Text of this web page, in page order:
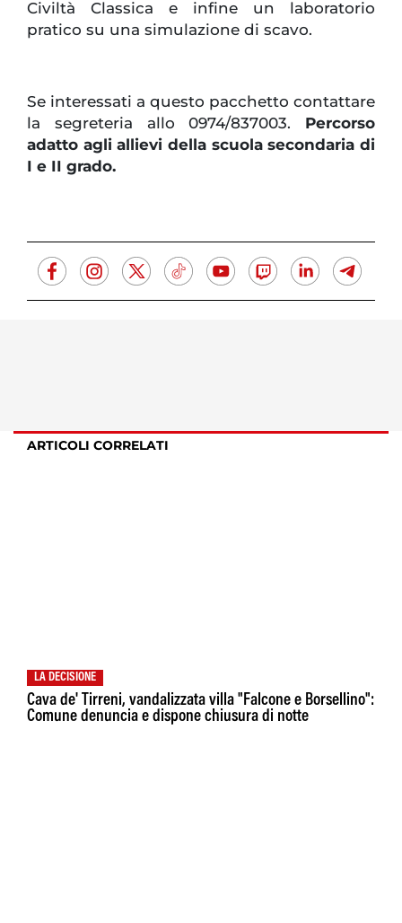
Civiltà Classica e infine un laboratorio
pratico su una simulazione di scavo.
Se interessati a questo pacchetto contattare
la segreteria allo 0974/837003. Percorso
adatto agli allievi della scuola secondaria di
I e II grado.
ARTICOLI CORRELATI
LA DECISIONE
Cava de' Tirreni, vandalizzata villa "Falcone e Borsellino":
Comune denuncia e dispone chiusura di notte